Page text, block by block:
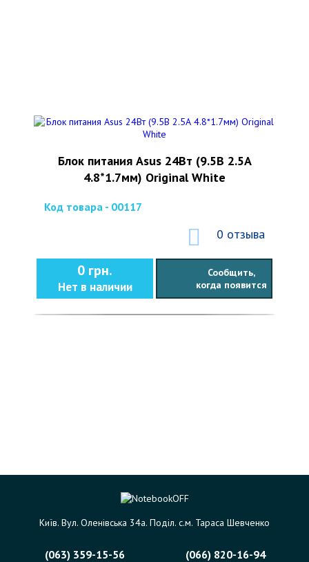
Блок питания Asus 24Вт (9.5В 2.5А
4.8*1.7мм) Original White
Код товара - 00117
0 отзыва
0 грн.
Нет в наличии
Сообщить,
когда появится
Київ. Вул. Оленівська 34а. Поділ. с.м. Тараса Шевченко
(063) 359-15-56
(066) 820-16-94